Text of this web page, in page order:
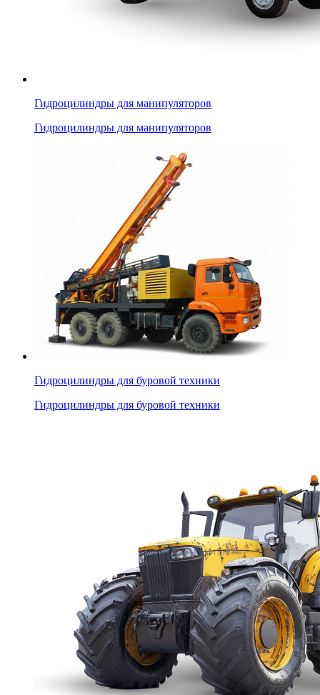
Гидроцилиндры для манипуляторов
Гидроцилиндры для манипуляторов
Гидроцилиндры для буровой техники
Гидроцилиндры для буровой техники